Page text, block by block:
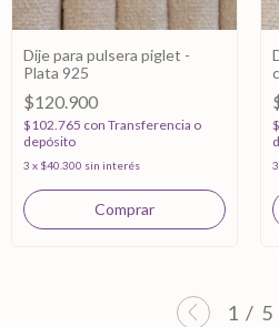
Dije para pulsera piglet -
Plata 925
$120.900
$102.765 con Transferencia o
depósito
3 x $40.300 sin interés 3
1 / 5